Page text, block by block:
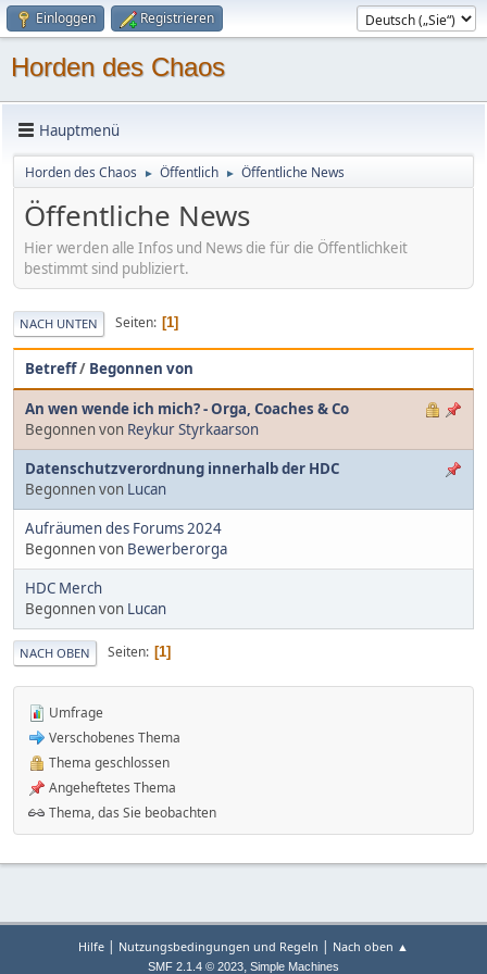
Einloggen Registrieren
Horden des Chaos
Hauptmenü
Horden des Chaos ► Öffentlich ► Öffentliche News
Öffentliche News
Hier werden alle Infos und News die für die Öffentlichkeit
bestimmt sind publiziert.
NACH UNTEN Seiten 1
Betreff/ Begonnen von
An wen wende ich mich? - Orga, Coaches & Co
Begonnen von Reykur Styrkaarson
Datenschutzverordnung innerhalb der HDC
Begonnen von Lucan
Aufräumen des Forums 2024
Begonnen von Bewerberorga
HDC Merch
Begonnen von Lucan
NACH OBEN Seiten 1
Umfrage
Verschobenes Thema
Thema geschlossen
Angeheftetes Thema
Thema, das Sie beobachten
Hilfe | Nutzungsbedingungen und Regeln | Nach oben ▲
SMF 2.1.4 © 2023, Simple Machines